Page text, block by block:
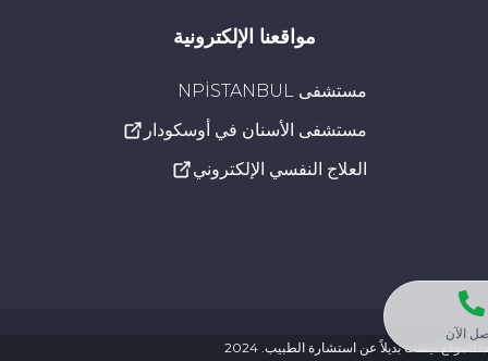
مواقعنا الإلكترونية
مستشفى NPİSTANBUL
مستشفى الأسنان في أوسكودار
العلاج النفسي الإلكتروني
ليست بديلاً عن استشارة الطبيب. 2024
الآن